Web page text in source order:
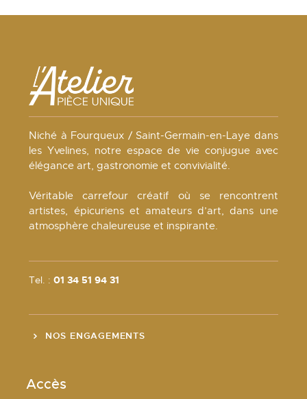
Niché à Fourqueux / Saint-Germain-en-Laye dans
les Yvelines, notre espace de vie conjugue avec
élégance art, gastronomie et convivialité.
Véritable carrefour créatif où se rencontrent
artistes, épicuriens et amateurs d’art, dans une
atmosphère chaleureuse et inspirante.
Tel. :01 34 51 94 31
NOS ENGAGEMENTS
Accès